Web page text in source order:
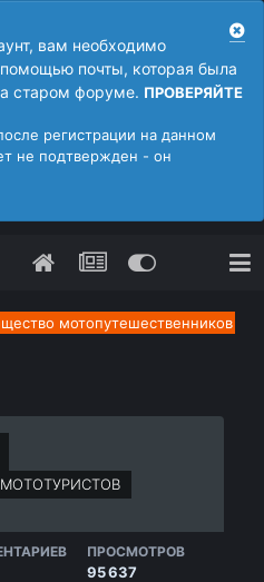
вам необходимо
помощью почты, которая была
старом форуме. ПРОВЕРЯЙТЕ
регистрации на данном
не подтвержден - он
МОТОТУРИСТОВ
ПРОСМОТРОВ
95 637